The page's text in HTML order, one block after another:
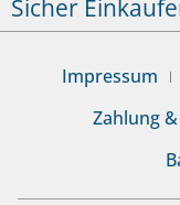
Sicher
Impressum
Zahlung